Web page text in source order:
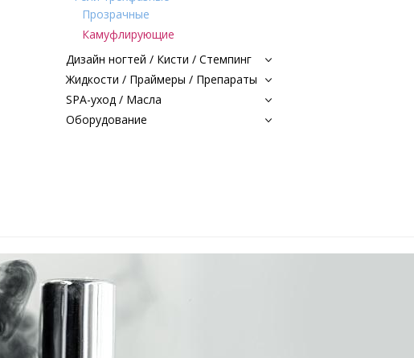
Прозрачные
Камуфлирующие
Дизайн ногтей / Кисти / Стемпинг
Жидкости / Праймеры / Препараты
SPA-уход / Масла
Оборудование